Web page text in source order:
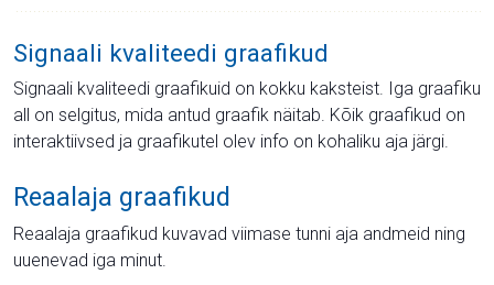
Signaali kvaliteedi graafikud
Signaali kvaliteedi graafikuid on kokku kaksteist. Iga graafiku
all on selgitus, mida antud graafik näitab. Kõik graafikud on
interaktiivsed ja graafikutel olev info on kohaliku aja järgi.
Reaalaja graafikud
Reaalaja graafikud kuvavad viimase tunni aja andmeid ning
uuenevad iga minut.